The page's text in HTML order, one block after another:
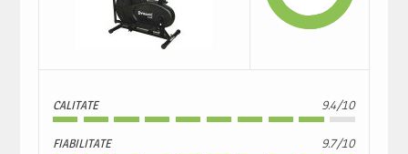
CALITATE 9.4/10
FIABILITATE 9.7/10